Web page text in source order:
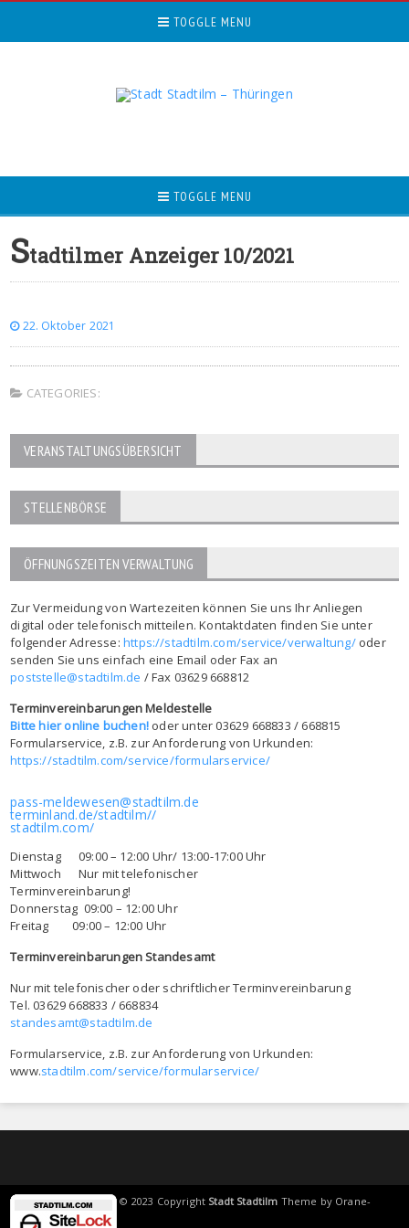
TOGGLE MENU
TOGGLE MENU
Stadtilmer Anzeiger 10/2021
22. Oktober 2021
CATEGORIES:
VERANSTALTUNGSÜBERSICHT
STELLENBÖRSE
ÖFFNUNGSZEITEN VERWALTUNG
Zur Vermeidung von Wartezeiten können Sie uns Ihr Anliegen
digital oder telefonisch mitteilen. Kontaktdaten finden Sie unter
folgender Adresse: https://stadtilm.com/service/verwaltung/oder
senden Sie uns einfach eine Email oder Fax an
poststelle@stadtilm.de / Fax 03629 668812
Terminvereinbarungen Meldestelle
Bitte hier online buchen! oder unter 03629 668833 / 668815
Formularservice, z.B. zur Anforderung von Urkunden:
https://stadtilm.com/service/formularservice/
pass-meldewesen@stadtilm.de
terminland.de/stadtilm//
stadtilm.com/
Dienstag 09:00 – 12:00 Uhr/ 13:00-17:00 Uhr
Mittwoch Nur mit telefonischer
Terminvereinbarung!
Donnerstag 09:00 – 12:00 Uhr
Freitag 09:00 – 12:00 Uhr
Terminvereinbarungen Standesamt
Nur mit telefonischer oder schriftlicher Terminvereinbarung
Tel. 03629 668833 / 668834
standesamt@stadtilm.de
Formularservice, z.B. zur Anforderung von Urkunden:
www.stadtilm.com/service/formularservice/
© 2023 Copyright Stadt Stadtilm Theme by Orane-